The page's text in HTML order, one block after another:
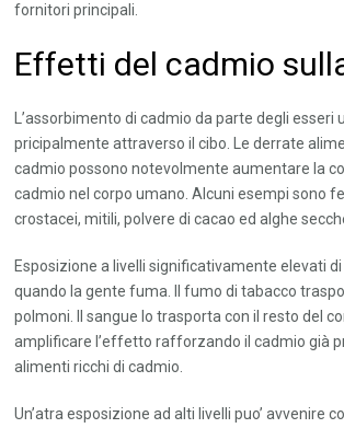
fornitori principali.
Effetti del cadmio
L’assorbimento di cadmio da parte degli esseri
pricipalmente attraverso il cibo. Le derrate
cadmio possono notevolmente aumentare la
cadmio nel corpo umano. Alcuni esempi sono
crostacei, mitili, polvere di cacao ed alghe
Esposizione a livelli significativamente elevati
quando la gente fuma. Il fumo di tabacco
polmoni. Il sangue lo trasporta con il resto del
amplificare l’effetto rafforzando il cadmio già
alimenti ricchi di cadmio.
Un’atra esposizione ad alti livelli puo’ avvenire